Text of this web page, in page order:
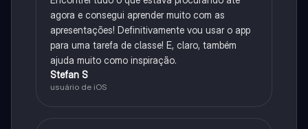
agora e consegui aprender muito com as
apresentações! Definitivamente vou usar o app
para uma tarefa de classe! E, claro, também
ajuda muito como inspiração.
Stefan S
usuário de iOS